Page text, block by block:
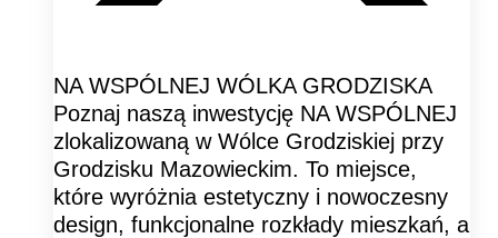
NA WSPÓLNEJ WÓLKA GRODZISKA
Poznaj naszą inwestycję NA WSPÓLNEJ
zlokalizowaną w Wólce Grodziskiej przy
Grodzisku Mazowieckim. To miejsce,
które wyróżnia estetyczny i nowoczesny
design, funkcjonalne rozkłady mieszkań, a